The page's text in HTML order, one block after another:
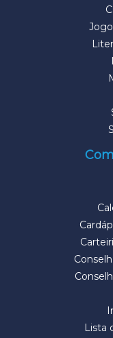
Lista